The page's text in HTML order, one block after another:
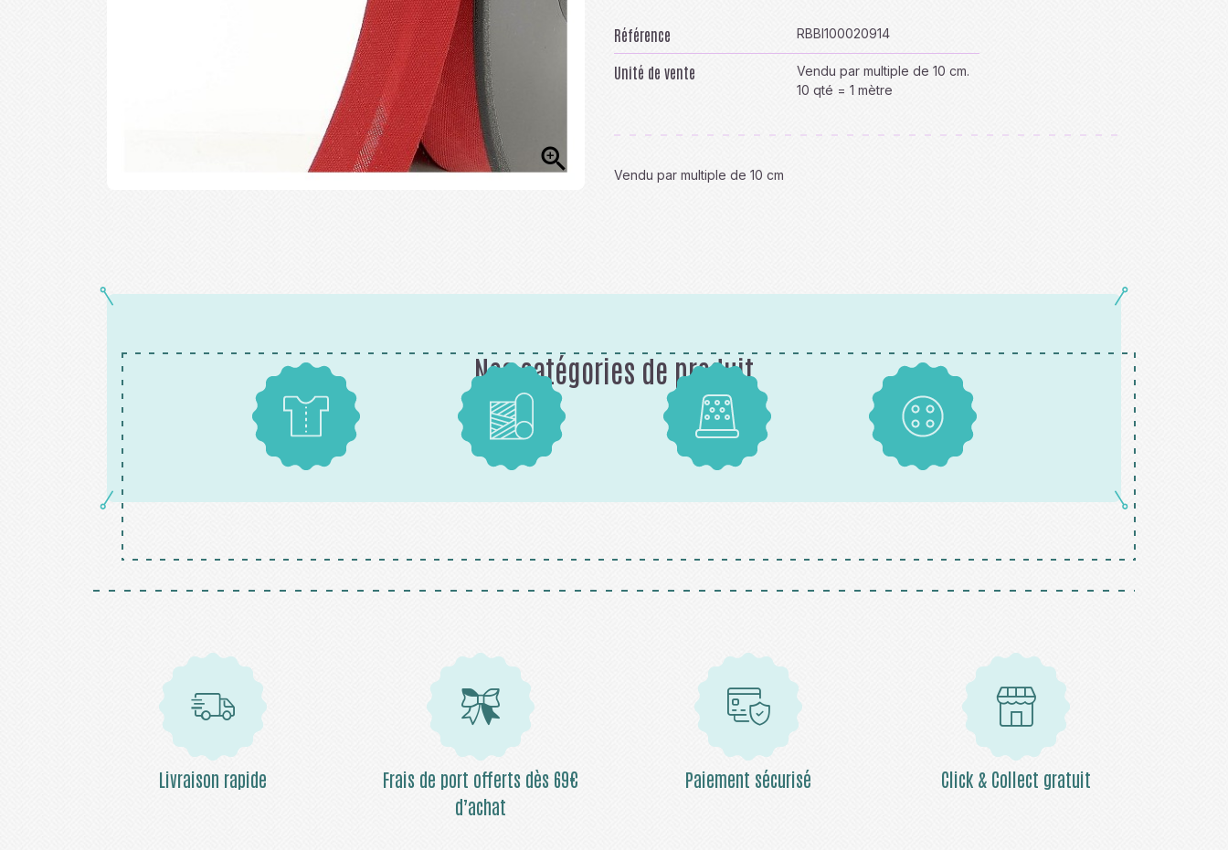

Référence RBBI100020914
Unité de vente
Vendu par multiple de 10 cm.
10 qté = 1 mètre
Vendu par multiple de 10 cm
Nos catégories de produit
Patrons Tissus Mercerie Boutons
Livraison rapide
Frais de port offerts dès 69€
d’achat
Paiement sécurisé Click & Collect gratuit